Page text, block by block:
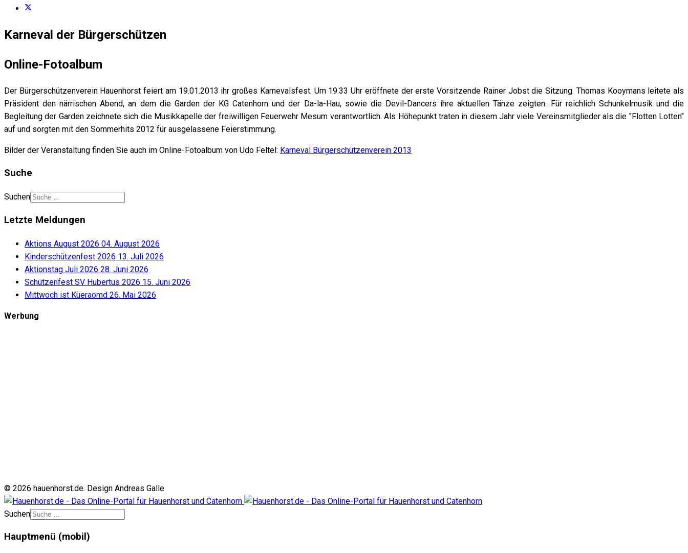
Karneval der Bürgerschützen
Online-Fotoalbum
Der Bürgerschützenverein Hauenhorst feiert am 19.01.2013 ihr großes Karnevalsfest. Um 19.33 Uhr eröffnete der erste Vorsitzende Rainer Jobst die Sitzung. Thomas Kooymans leitete als
Präsident den närrischen Abend, an dem die Garden der KG Catenhorn und der Da-la-Hau, sowie die Devil-Dancers ihre aktuellen Tänze zeigten. Für reichlich Schunkelmusik und die
Begleitung der Garden zeichnete sich die Musikkapelle der freiwilligen Feuerwehr Mesum verantwortlich. Als Höhepunkt traten in diesem Jahr viele Vereinsmitglieder als die "Flotten Lotten"
auf und sorgten mit den Sommerhits 2012 für ausgelassene Feierstimmung.
Bilder der Veranstaltung finden Sie auch im Online-Fotoalbum von Udo Feltel: Karneval Bürgerschützenverein 2013
Suche
Suchen
Letzte Meldungen
Aktions August 2026 04. August 2026
Kinderschützenfest 2026 13. Juli 2026
Aktionstag Juli 2026 28. Juni 2026
Schützenfest SV Hubertus 2026 15. Juni 2026
Mittwoch ist Küeraomd 26. Mai 2026
Werbung
© 2026 hauenhorst.de. Design Andreas Galle
Suchen
Hauptmenü (mobil)